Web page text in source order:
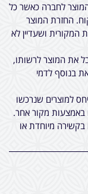
לחברה כאשר כל
החזרת המוצר
המקורית ושעדיין לא
את המוצר לרשותו,
בנוסף לדמי
למוצרים שנרכשו
מקור אחר.
מיוחדת או